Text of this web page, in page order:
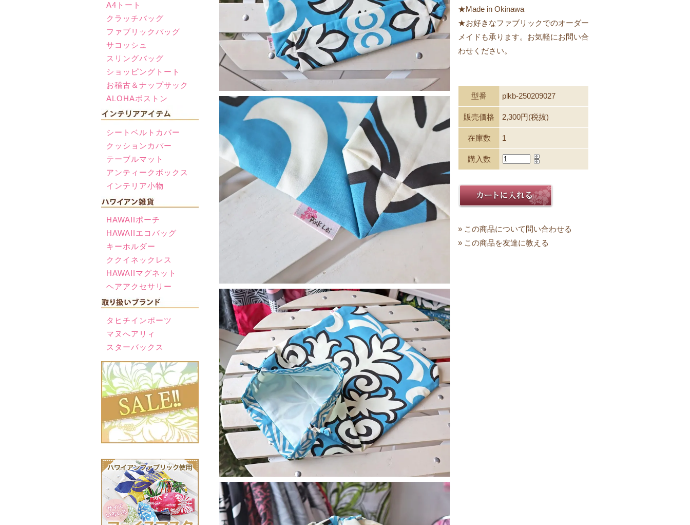
A4トート
クラッチバッグ
ファブリックバッグ
サコッシュ
スリングバッグ
ショッピングトート
お稽古＆ナップサック
ALOHAボストン
シートベルトカバー
クッションカバー
テーブルマット
アンティークボックス
インテリア小物
HAWAIIポーチ
HAWAIIエコバッグ
キーホルダー
ククイネックレス
HAWAIIマグネット
ヘアアクセサリー
タヒチインポーツ
マヌへアリィ
スターバックス
★Made in Okinawa
★お好きなファブリックでのオーダー
メイドも承ります。お気軽にお問い合
わせください。
型番 plkb-250209027
販売価格 2,300円(税抜)
在庫数 1
購入数
» この商品について問い合わせる
» この商品を友達に教える